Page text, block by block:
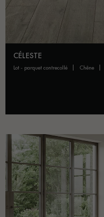
CÉLESTE
lot - parquet contrecollé chêne